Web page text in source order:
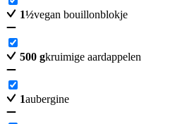
1½vegan bouillonblokje
500 gkruimige aardappelen
1aubergine